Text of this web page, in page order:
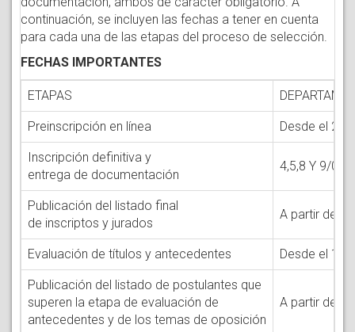
continuación, se incluyen las fechas a tener en cuenta
para cada una de las etapas del proceso de selección.
FECHAS IMPORTANTES
ETAPAS
Preinscripción en línea Desde el 20
Inscripción definitiva y
entrega de documentación
4,5,8 Y 9/06/
Publicación del listado final
de inscriptos y jurados
A partir del
Evaluación de títulos y antecedentes Desde el 17
Publicación del listado de postulantes que
superen la etapa de evaluación de
antecedentes y de los temas de oposición
A partir del